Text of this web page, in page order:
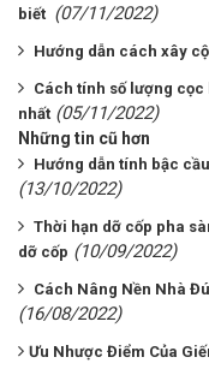
biết (07/11/2022)
Hướng dẫn cách xây
Cách tính số lượng
nhất (05/11/2022)
Những tin cũ hơn
Hướng dẫn tính bậc
(13/10/2022)
Thời hạn dỡ cốp pha
dỡ cốp (10/09/2022)
Cách Nâng Nền Nhà
(16/08/2022)
​​​​​​​Ưu Nhược Điểm Của